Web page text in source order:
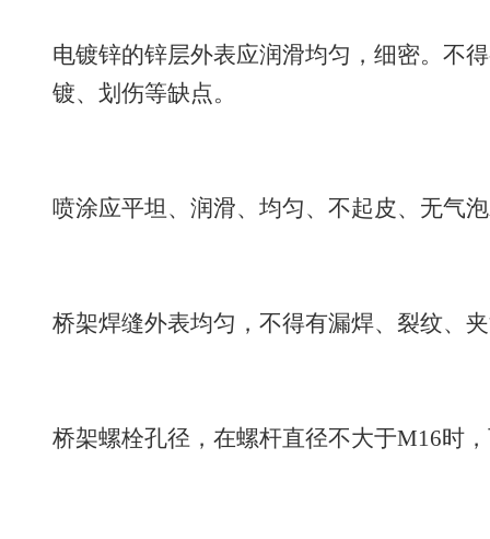
电镀锌的锌层外表应润滑均匀，细密。不
镀、划伤等缺点。
喷涂应平坦、润滑、均匀、不起皮、无气
桥架焊缝外表均匀，不得有漏焊、裂纹、
桥架螺栓孔径，在螺杆直径不大于M16时